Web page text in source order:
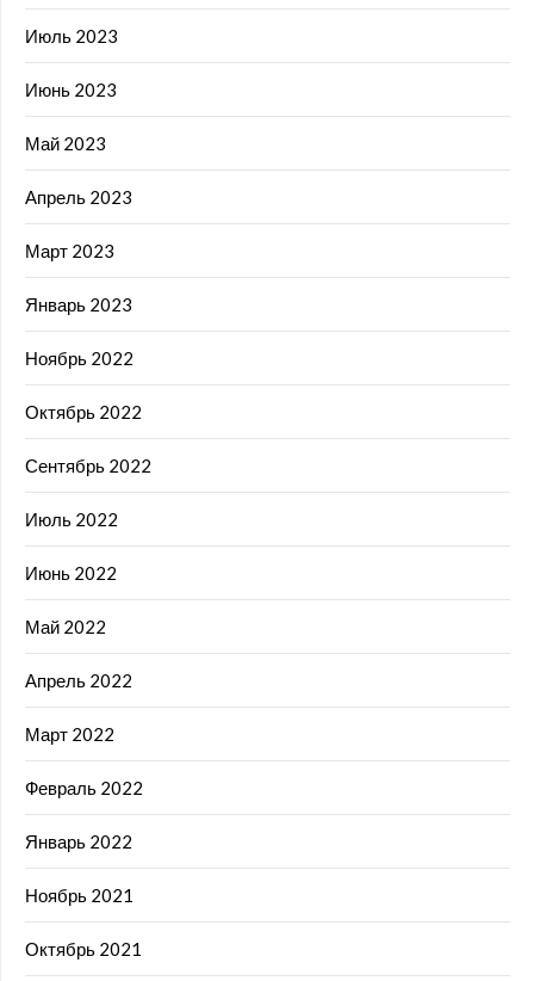
Июль 2023
Июнь 2023
Май 2023
Апрель 2023
Март 2023
Январь 2023
Ноябрь 2022
Октябрь 2022
Сентябрь 2022
Июль 2022
Июнь 2022
Май 2022
Апрель 2022
Март 2022
Февраль 2022
Январь 2022
Ноябрь 2021
Октябрь 2021